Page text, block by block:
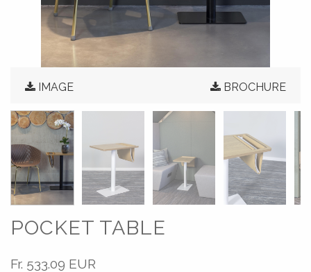
IMAGE BROCHURE
POCKET TABLE
Fr. 533.09 EUR